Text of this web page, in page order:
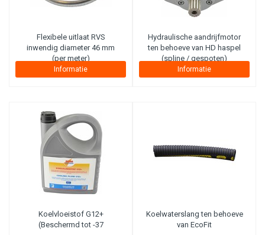
Flexibele uitlaat RVS
inwendig diameter 46 mm
(per meter)
Informatie
Hydraulische aandrijfmotor
ten behoeve van HD haspel
(spline / gespoten)
Informatie
Koelvloeistof G12+
(Beschermd tot -37
Koelwaterslang ten behoeve
van EcoFit